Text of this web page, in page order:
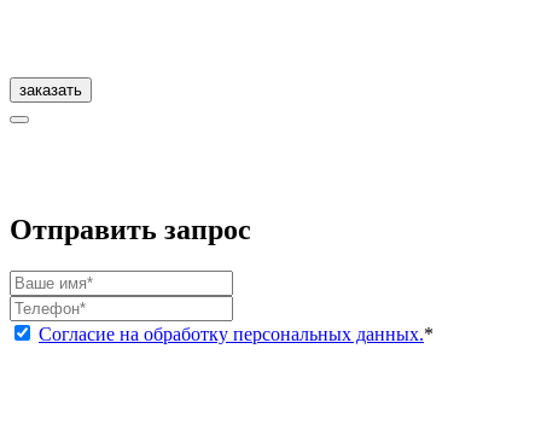
заказать
Отправить запрос
Согласие на обработку персональных данных.*